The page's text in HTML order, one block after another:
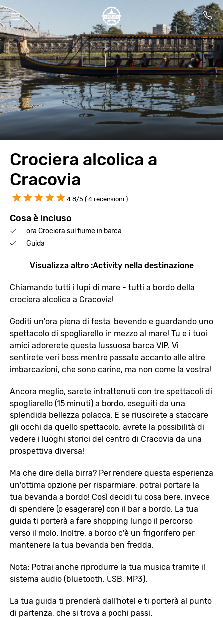
Crociera alcolica a
Cracovia
4.8/5 ( 4 recensioni )
Cosa è incluso
ora Crociera sul fiume in barca
Guida
Visualizza altro :Activity nella destinazione
Chiamando tutti i lupi di mare - tutti a bordo della
crociera alcolica a Cracovia!
Goditi un'ora piena di festa, bevendo e guardando uno
spettacolo di spogliarello in mezzo al mare! Tu e i tuoi
amici adorerete questa lussuosa barca VIP. Vi
sentirete veri boss mentre passate accanto alle altre
imbarcazioni, che sono carine, ma non come la vostra!
Ancora meglio, sarete intrattenuti con tre spettacoli di
spogliarello (15 minuti) a bordo, eseguiti da una
splendida bellezza polacca. E se riuscirete a staccare
gli occhi da quello spettacolo, avrete la possibilità di
vedere i luoghi storici del centro di Cracovia da una
prospettiva diversa!
Ma che dire della birra? Per rendere questa esperienza
un'ottima opzione per risparmiare, potrai portare la
tua bevanda a bordo! Così decidi tu cosa bere, invece
di spendere (o esagerare) con il bar a bordo. La tua
guida ti porterà a fare shopping lungo il percorso
verso il molo. Inoltre, a bordo c'è un frigorifero per
mantenere la tua bevanda ben fredda.
Nota: Potrai anche riprodurre la tua musica tramite il
sistema audio (bluetooth, USB, MP3).
La tua guida ti prenderà dall'hotel e ti porterà al punto
di partenza, che si trova a pochi passi.